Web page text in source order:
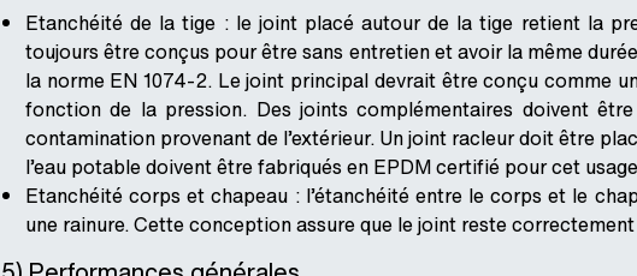
Etanchéité de la tige : le joint placé autour de la tige retient la
toujours être conçus pour être sans entretien et avoir la même
la norme EN 1074-2. Le joint principal devrait être conçu comme
fonction de la pression. Des joints complémentaires doivent
contamination provenant de l’extérieur. Un joint racleur doit être
l’eau potable doivent être fabriqués en EPDM certifié pour cet
Etanchéité corps et chapeau : l’étanchéité entre le corps et le
une rainure. Cette conception assure que le joint reste